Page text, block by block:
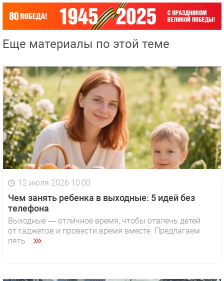
Еще материалы по этой теме
12 июля 2026 10:00
Чем занять ребенка в выходные: 5 идей без
телефона
Выходные — отличное время, чтобы отвлечь детей
от гаджетов и провести время вместе. Предлагаем
пять ...